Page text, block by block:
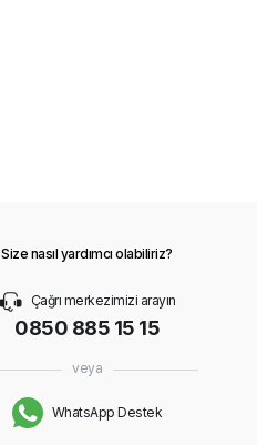
Size nasıl yardımcı olabiliriz?
Çağrı merkezimizi arayın
0850 885 15 15
veya
WhatsApp Destek